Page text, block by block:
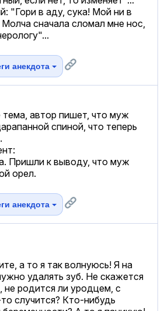
"Гори в аду, сука! Мой ни в
сначала сломал мне нос,
анекдота
автор пишет, что муж
спиной, что теперь
Пришли к выводу, что муж
орел.
анекдота
а то я так волнуюсь! Я на
удалять зуб. Не скажется
не родится ли уродцем, с
случится? Кто-нибудь